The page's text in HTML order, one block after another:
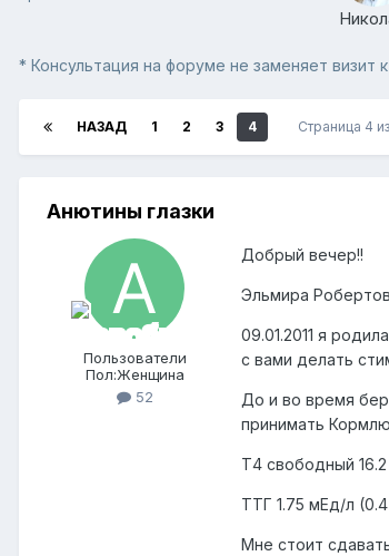
* Консультация на форуме не заменяет визит
НАЗАД 1 2 3 4 Страница 4
Анютины глазки
Пользователи
52
Пол:Женщина
Добрый вечер!!
Эльмира
09.01.2011 я
с вами делать
До и во время
принимать
Т4 свободный
ТТГ 1.75 мЕд/л
Мне стоит